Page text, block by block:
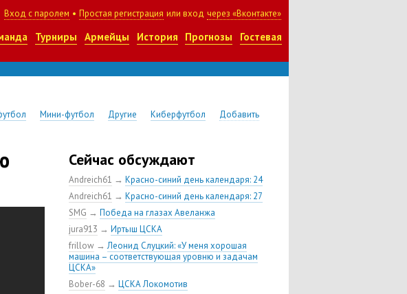
Вход с паролем • Простая регистрация или вход через «Вконтакте»
Турниры Армейцы История Прогнозы Гостевая
Мини-футбол Другие Киберфутбол Добавить
Сейчас обсуждают
Andreich61 → Красно-синий день календаря: 24
Andreich61 → Красно-синий день календаря: 27
SMG → Победа на глазах Авеланжа
jura913 → Иртыш ЦСКА
frillow →Леонид Слуцкий: «У меня хорошая
машина – соответствующая уровню и задачам
ЦСКА»
Bober-68 → ЦСКА Локомотив